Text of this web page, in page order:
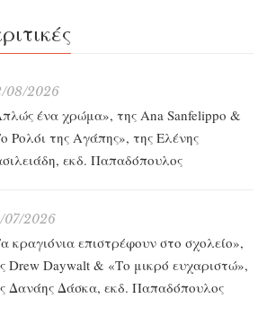
08/2026
ένα χρώμα», της Ana Sanfelippo &
Ρολόι της Αγάπης», της Ελένης
εκδ. Παπαδόπουλος
07/2026
κραγιόνια επιστρέφουν στο σχολείο»,
Drew Daywalt & «Το μικρό ευχαριστώ»,
Δανάης Δάσκα, εκδ. Παπαδόπουλος